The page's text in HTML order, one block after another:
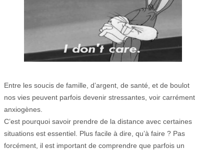
Entre les soucis de famille, d’argent, de santé, et de boulot
nos vies peuvent parfois devenir stressantes, voir carrément
anxiogènes.
C’est pourquoi savoir prendre de la distance avec certaines
situations est essentiel. Plus facile à dire, qu’à faire ? Pas
forcément, il est important de comprendre que parfois un